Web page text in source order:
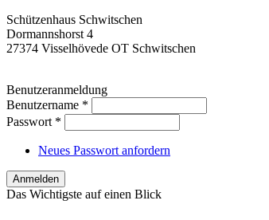
Schützenhaus Schwitschen
Dormannshorst 4
27374 Visselhövede OT Schwitschen
Benutzeranmeldung
Benutzername *
Passwort *
Neues Passwort anfordern
Das Wichtigste auf einen Blick